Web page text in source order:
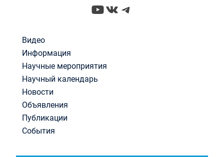
YouTube
ВКонтакте
Telegram
Видео
Информация
Научные мероприятия
Научный календарь
Новости
Объявления
Публикации
События